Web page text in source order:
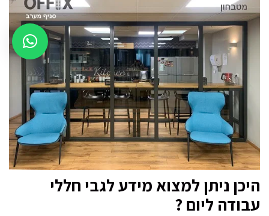
היכן ניתן למצוא מידע לגבי חללי
עבודה ליום ?